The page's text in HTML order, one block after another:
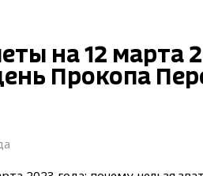
на 12 марта
Прокопа